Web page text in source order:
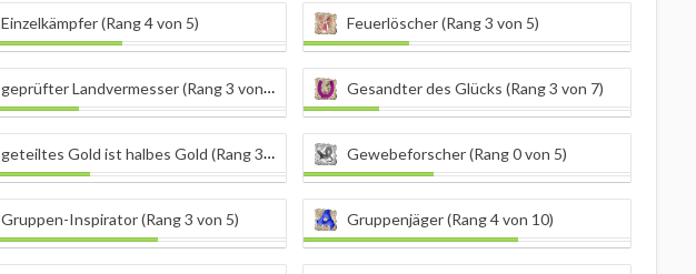
Einzelkämpfer (Rang 4 von 5) Feuerlöscher (Rang 3 von 5)
geprüfter Landvermesser (Rang 3 von 5) Gesandter des Glücks (Rang 3 von 7)
geteiltes Gold ist halbes Gold (Rang 3 von 9) Gewebeforscher (Rang 0 von 5)
Gruppen-Inspirator (Rang 3 von 5) Gruppenjäger (Rang 4 von 10)